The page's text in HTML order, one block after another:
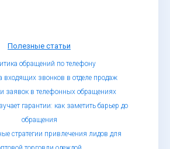
Полезные статьи
обращений по телефону
входящих звонков в отделе продаж
заявок в телефонных обращениях
гарантии: как заметить барьер до
обращения
стратегии привлечения лидов для